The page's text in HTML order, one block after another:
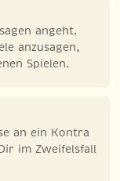
angeht.
anzusagen,
Spielen.
an ein Kontra
im Zweifelsfall